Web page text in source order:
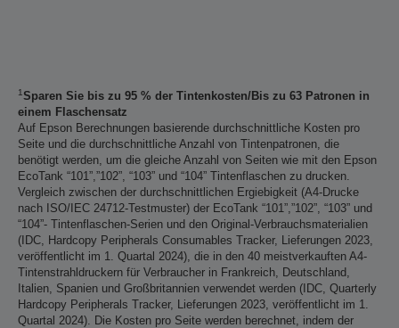
1Sparen Sie bis zu 95 % der Tintenkosten/Bis zu 63 Patronen in
einem Flaschensatz
Auf Epson Berechnungen basierende durchschnittliche Kosten pro
Seite und die durchschnittliche Anzahl von Tintenpatronen, die
benötigt werden, um die gleiche Anzahl von Seiten wie mit den Epson
EcoTank “101”,”102”, “103” und “104” Tintenflaschen zu drucken.
Vergleich zwischen der durchschnittlichen Ergiebigkeit (A4-Drucke
nach ISO/IEC 24712-Testmuster) der EcoTank “101”,”102”, “103” und
“104”- Tintenflaschen-Serien und den Original-Verbrauchsmaterialien
(IDC, Hardcopy Peripherals Consumables Tracker, Lieferungen 2023,
veröffentlicht im 1. Quartal 2024), die in den 40 meistverkauften A4-
Tintenstrahldruckern für Verbraucher in Frankreich, Deutschland,
Italien, Spanien und Großbritannien verwendet werden (IDC, Quarterly
Hardcopy Peripherals Tracker, Lieferungen 2023, veröffentlicht im 1.
Quartal 2024). Die Kosten pro Seite werden berechnet, indem der